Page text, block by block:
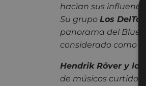
hacìan sus
Su grupo Los
panorama del
considerado como
Hendrik Röver y los
de músicos curtidos